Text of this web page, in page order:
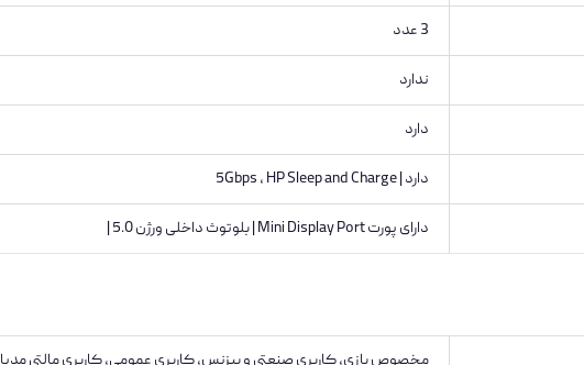
3 عدد
ندارد
دارد
دارد | 5Gbps ، HP Sleep and Charge
دارای پورت Mini Display Port | بلوتوث داخلی ورژن 5.0 |
مخصوص بازی, کاربری صنعتی و بیزنس, کاربری عمومی, کاربری مالتی مدیا